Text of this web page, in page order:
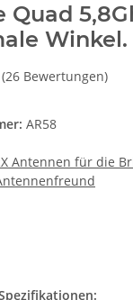
Quad
Winkel.
(26 Bewertungen)
AR58
Antennen für die